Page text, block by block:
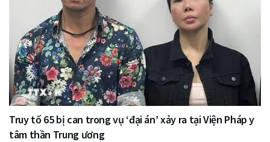
Truy tố 65 bị can trong vụ ‘đại án’ xảy ra tại Viện Pháp y
tâm thần Trung ương